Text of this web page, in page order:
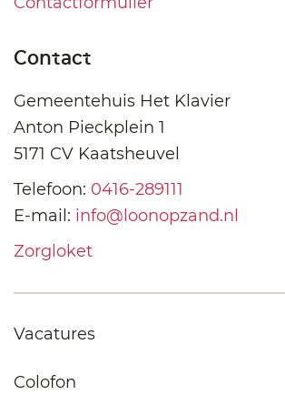
Contact
Gemeentehuis Het Klavier
Anton Pieckplein 1
5171 CV Kaatsheuvel
Telefoon: 0416-289111
E-mail: info@loonopzand.nl
Zorgloket
Vacatures
Colofon